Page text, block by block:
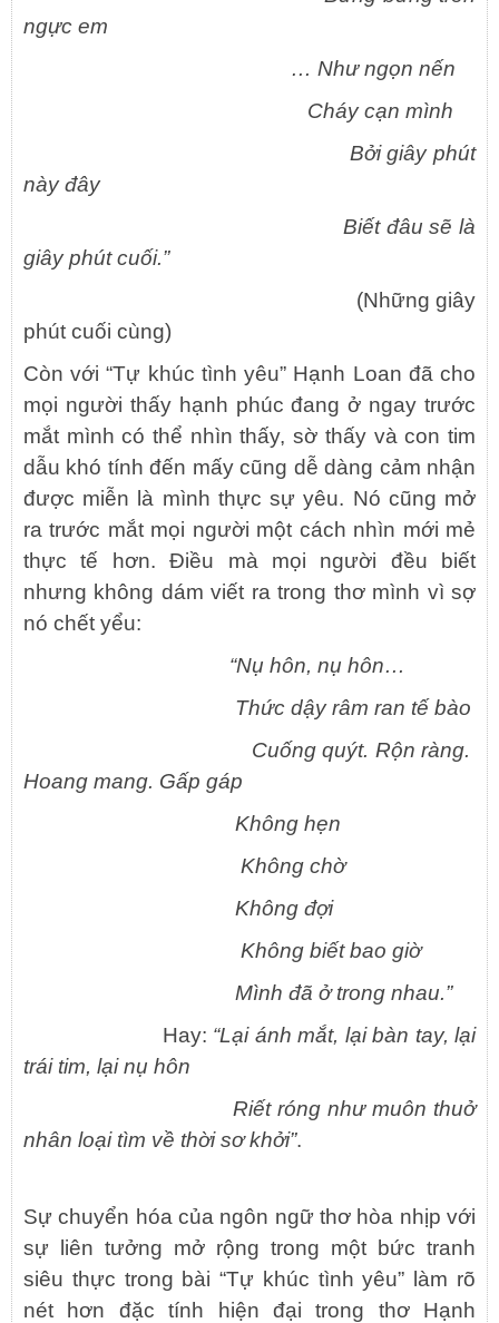
ngực em
… Như ngọn nến
Cháy cạn mình
Bởi giây phút
này đây
Biết đâu sẽ là
giây phút cuối.”
(Những giây
phút cuối cùng)
Còn với “Tự khúc tình yêu” Hạnh Loan đã cho
mọi người thấy hạnh phúc đang ở ngay trước
mắt mình có thể nhìn thấy, sờ thấy và con tim
dẫu khó tính đến mấy cũng dễ dàng cảm nhận
được miễn là mình thực sự yêu. Nó cũng mở
ra trước mắt mọi người một cách nhìn mới mẻ
thực tế hơn. Điều mà mọi người đều biết
nhưng không dám viết ra trong thơ mình vì sợ
nó chết yểu:
“Nụ hôn, nụ hôn…
Thức dậy râm ran tế bào
Cuống quýt. Rộn ràng.
Hoang mang. Gấp gáp
Không hẹn
Không chờ
Không đợi
Không biết bao giờ
Mình đã ở trong nhau.”
Hay: “Lại ánh mắt, lại bàn tay, lại
trái tim, lại nụ hôn
Riết róng như muôn thuở
nhân loại tìm về thời sơ khởi”.
Sự chuyển hóa của ngôn ngữ thơ hòa nhịp với
sự liên tưởng mở rộng trong một bức tranh
siêu thực trong bài “Tự khúc tình yêu” làm rõ
nét hơn đặc tính hiện đại trong thơ Hạnh